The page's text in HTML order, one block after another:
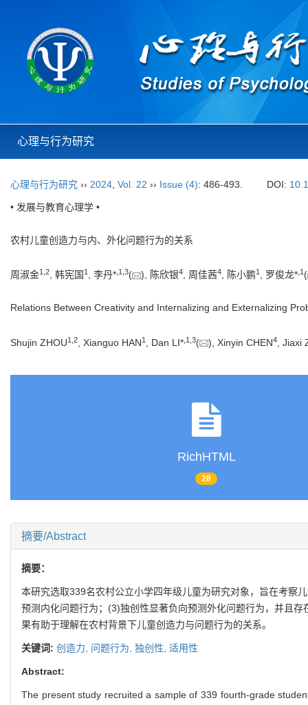
心理与行为研究
心理与行为研究 ›› 2024 Vol. 22 ›› Issue (4): 486-493. DOI:
• 发展与教育心理学 •
农村儿童创造力与内、外化问题行为的关系
周淑金1 2, 韩宪国 1 , 李丹* 1 3( ), 陈欣银4, 周佳茜4, 陈小鹏1 , 罗俊龙* 1 (
Relations Between Creativity and Internalizing and Externalizing
Shujin ZHOU1 2 , Xianguo HAN1 , Dan LI* 1 3( ), Xinyin CHEN4 , Jiaxi
RichHTML
28
摘要/Abstract
摘要：
本研究选取339名农村公立小学四年级儿童为研究对象，旨在考察
预测内化问题行为；(3)独创性显著负向预测外化问题行为，并且
果有助于理解在农村背景下儿童创造力与问题行为的关系。
关键词: 创造力, 问题行为, 独创性, 适用性
Abstract:
The present study recruited a sample of 339 fourth-grade